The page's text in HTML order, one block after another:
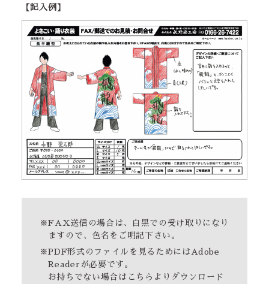
【記入例】
※FAX送信の場合は、白黒での受け取りになり
ますので、色名をご明記下さい。
※PDF形式のファイルを見るためにはAdobe
Readerが必要です。
お持ちでない場合は こちら よりダウンロード